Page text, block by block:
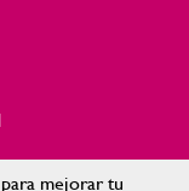
mejorar tu